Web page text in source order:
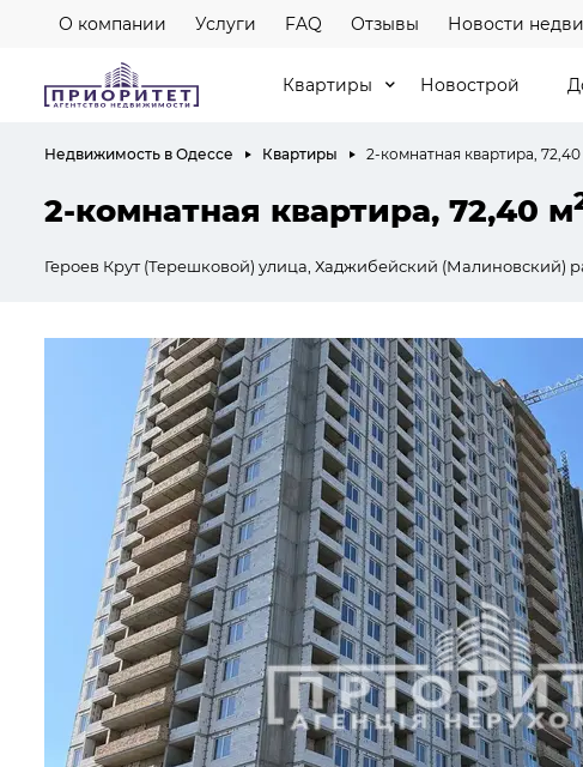
О компании Услуги FAQ Отзывы Новости
Квартиры Новострой
Недвижимость в Одессе Квартиры 2-комнатная квартира,
2-комнатная квартира, 72,40 м
Героев Крут (Терешковой) улица, Хаджибейский (Малиновский)